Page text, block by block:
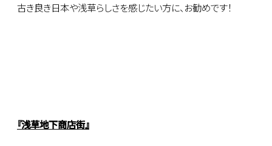
古き良き日本や浅草らしさを感じたい方に、お勧めです！
『浅草地下商店街』